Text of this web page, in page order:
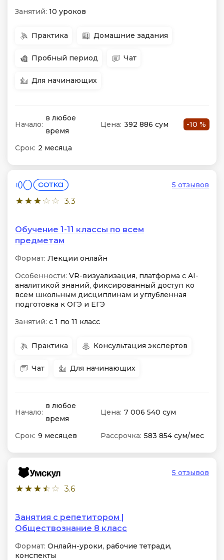
Занятий: 10 уроков
Практика Домашние задания
Пробный период Чат
Для начинающих
Начало:
в любое
время
Цена: 392 886 сум -10 %
Срок: 2 месяца
3.3
5 отзывов
Обучение 1-11 классы по всем
предметам
Формат: Лекции онлайн
Особенности: VR-визуализация, платформа с AI-
аналитикой знаний, фиксированный доступ ко
всем школьным дисциплинам и углубленная
подготовка к ОГЭ и ЕГЭ
Занятий: с 1 по 11 класс
Практика Консультация экспертов
Чат Для начинающих
Начало:
в любое
время
Цена: 7 006 540 сум
Срок: 9 месяцев Рассрочка: 583 854 сум/мес
3.6
5 отзывов
Занятия с репетитором |
Обществознание 8 класс
Формат: Онлайн-уроки, рабочие тетради,
конспекты